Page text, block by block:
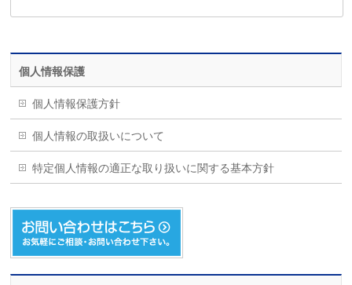
個人情報保護
個人情報保護方針
個人情報の取扱いについて
特定個人情報の適正な取り扱いに関する基本方針